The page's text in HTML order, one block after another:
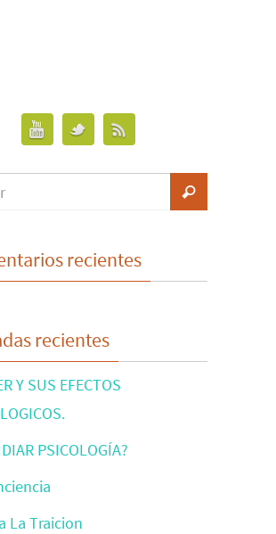
recientes
recientes
Y SUS EFECTOS
PSICOLOGÍA?
La Traicion